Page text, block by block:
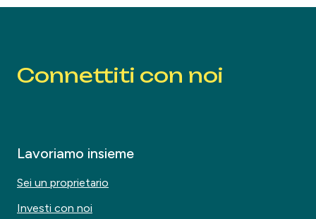
Connettiti con noi
Lavoriamo insieme
Sei un proprietario
Investi con noi